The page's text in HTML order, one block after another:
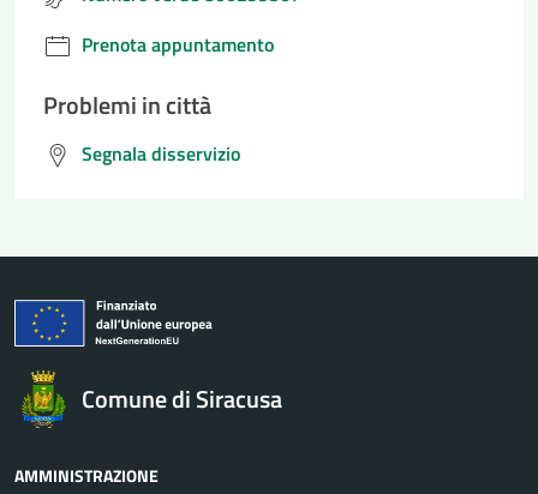
Prenota appuntamento
Problemi in città
Segnala disservizio
Comune di Siracusa
AMMINISTRAZIONE